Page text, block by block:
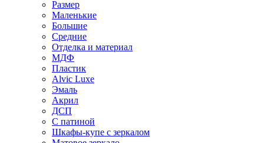
Размер
Маленькие
Большие
Средние
Отделка и материал
МДФ
Пластик
Alvic Luxe
Эмаль
Акрил
ДСП
С патиной
Шкафы-купе с зеркалом